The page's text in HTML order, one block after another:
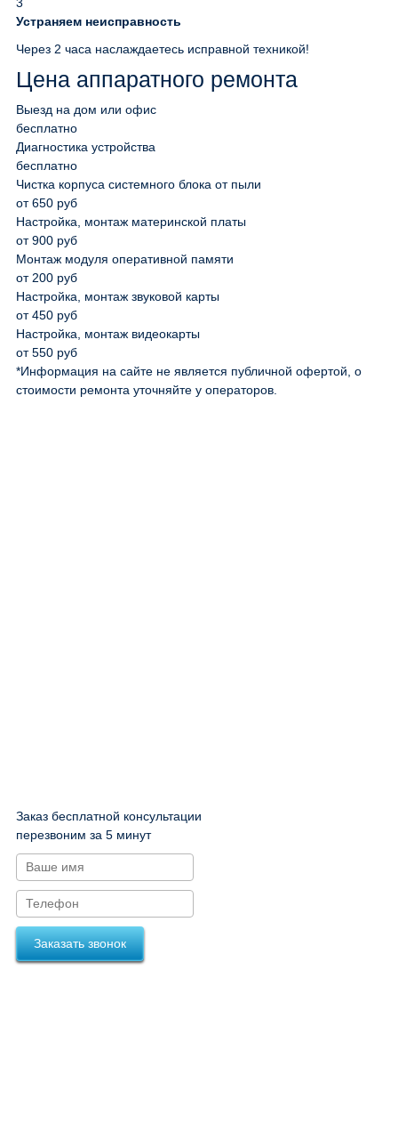
Устраняем неисправность
Через 2 часа наслаждаетесь исправной техникой!
Цена аппаратного ремонта
Выезд на дом или офис
бесплатно
Диагностика устройства
бесплатно
Чистка корпуса системного блока от пыли
от 650 руб
Настройка, монтаж материнской платы
от 900 руб
Монтаж модуля оперативной памяти
от 200 руб
Настройка, монтаж звуковой карты
от 450 руб
Настройка, монтаж видеокарты
от 550 руб
*Информация на сайте не является публичной офертой, о
стоимости ремонта уточняйте у операторов.
Заказ бесплатной консультации
перезвоним за 5 минут
Заказать звонок